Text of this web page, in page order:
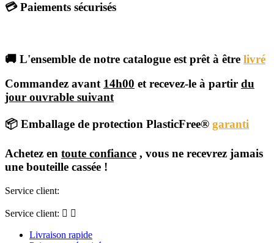
💳 Paiements sécurisés
🚚 L'ensemble de notre catalogue est prêt à être livré
Commandez avant 14h00 et recevez-le à partir du
jour ouvrable suivant
📦 Emballage de protection PlasticFree® garanti
Achetez en toute confiance , vous ne recevrez jamais
une bouteille cassée !
Service client:
Service client:  
Livraison rapide